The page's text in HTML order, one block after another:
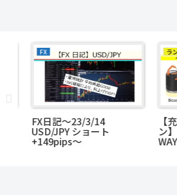
FX日記～23/3/14
USD/JPY ショート
+149pips～
ラン
【
ン】